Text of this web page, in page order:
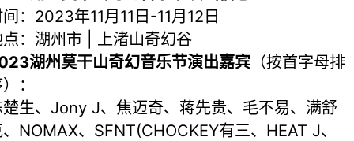
：2023年11月11日-11月12日
：湖州市 | 上渚山奇幻谷
湖州莫干山奇幻音乐节演出嘉宾 （按首字母排
：
生、Jony J、焦迈奇、蒋先贵、毛不易、满舒
NOMAX、SFNT(CHOCKEY有三、HEAT J、